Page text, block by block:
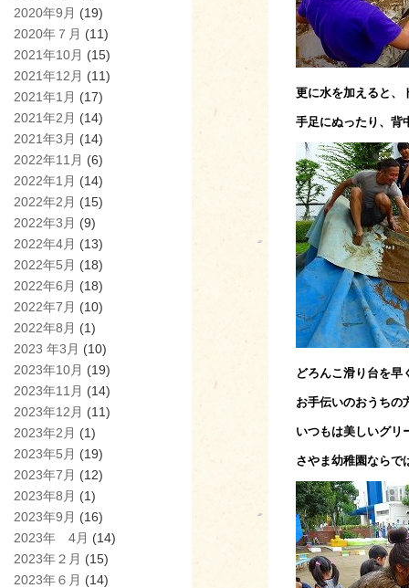
2020年9月 (19)
2020年７月 (11)
2021年10月 (15)
2021年12月 (11)
2021年1月 (17)
2021年2月 (14)
2021年3月 (14)
2022年11月 (6)
2022年1月 (14)
2022年2月 (15)
2022年3月 (9)
2022年4月 (13)
2022年5月 (18)
2022年6月 (18)
2022年7月 (10)
2022年8月 (1)
2023 年3月 (10)
2023年10月 (19)
2023年11月 (14)
2023年12月 (11)
2023年2月 (1)
2023年5月 (19)
2023年7月 (12)
2023年8月 (1)
2023年9月 (16)
2023年 4月 (14)
2023年２月 (15)
2023年６月 (14)
更に水を加えると、
手足にぬったり、背
どろんこ滑り台を早
お手伝いのおうちの
いつもは美しいグリ
さやま幼稚園ならで